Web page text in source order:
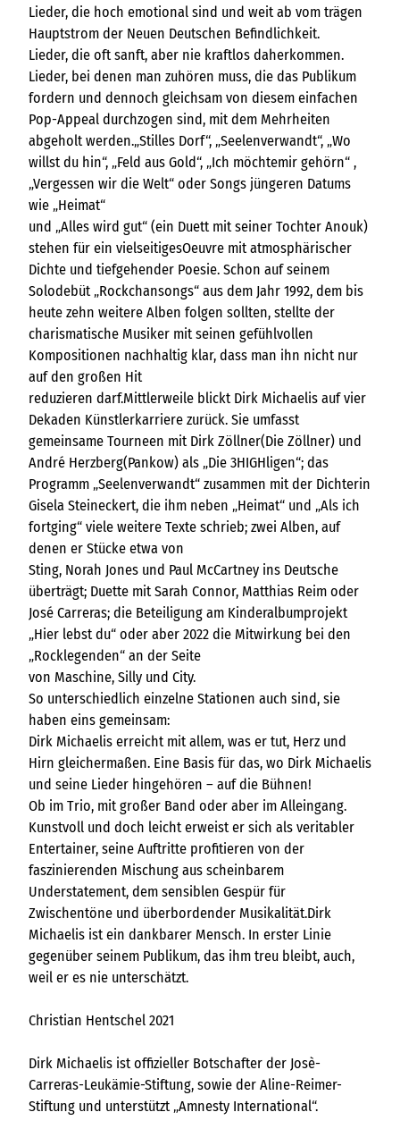
Lieder, die hoch emotional sind und weit ab vom trägen
Hauptstrom der Neuen Deutschen Befindlichkeit.
Lieder, die oft sanft, aber nie kraftlos daherkommen.
Lieder, bei denen man zuhören muss, die das Publikum
fordern und dennoch gleichsam von diesem einfachen
Pop-Appeal durchzogen sind, mit dem Mehrheiten
abgeholt werden.„Stilles Dorf“, „Seelenverwandt“, „Wo
willst du hin“, „Feld aus Gold“, „Ich möchtemir gehörn“ ,
„Vergessen wir die Welt“ oder Songs jüngeren Datums
wie „Heimat“
und „Alles wird gut“ (ein Duett mit seiner Tochter Anouk)
stehen für ein vielseitigesOeuvre mit atmosphärischer
Dichte und tiefgehender Poesie. Schon auf seinem
Solodebüt „Rockchansongs“ aus dem Jahr 1992, dem bis
heute zehn weitere Alben folgen sollten, stellte der
charismatische Musiker mit seinen gefühlvollen
Kompositionen nachhaltig klar, dass man ihn nicht nur
auf den großen Hit
reduzieren darf.Mittlerweile blickt Dirk Michaelis auf vier
Dekaden Künstlerkarriere zurück. Sie umfasst
gemeinsame Tourneen mit Dirk Zöllner(Die Zöllner) und
André Herzberg(Pankow) als „Die 3HIGHligen“; das
Programm „Seelenverwandt“ zusammen mit der Dichterin
Gisela Steineckert, die ihm neben „Heimat“ und „Als ich
fortging“ viele weitere Texte schrieb; zwei Alben, auf
denen er Stücke etwa von
Sting, Norah Jones und Paul McCartney ins Deutsche
überträgt; Duette mit Sarah Connor, Matthias Reim oder
José Carreras; die Beteiligung am Kinderalbumprojekt
„Hier lebst du“ oder aber 2022 die Mitwirkung bei den
„Rocklegenden“ an der Seite
von Maschine, Silly und City.
So unterschiedlich einzelne Stationen auch sind, sie
haben eins gemeinsam:
Dirk Michaelis erreicht mit allem, was er tut, Herz und
Hirn gleichermaßen. Eine Basis für das, wo Dirk Michaelis
und seine Lieder hingehören – auf die Bühnen!
Ob im Trio, mit großer Band oder aber im Alleingang.
Kunstvoll und doch leicht erweist er sich als veritabler
Entertainer, seine Auftritte profitieren von der
faszinierenden Mischung aus scheinbarem
Understatement, dem sensiblen Gespür für
Zwischentöne und überbordender Musikalität.Dirk
Michaelis ist ein dankbarer Mensch. In erster Linie
gegenüber seinem Publikum, das ihm treu bleibt, auch,
weil er es nie unterschätzt.
Christian Hentschel 2021
Dirk Michaelis ist offizieller Botschafter der Josè-
Carreras-Leukämie-Stiftung, sowie der Aline-Reimer-
Stiftung und unterstützt „Amnesty International“.